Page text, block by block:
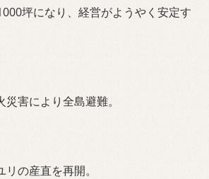
坪になり、経営がようやく安定す
害により全島避難。
の産直を再開。